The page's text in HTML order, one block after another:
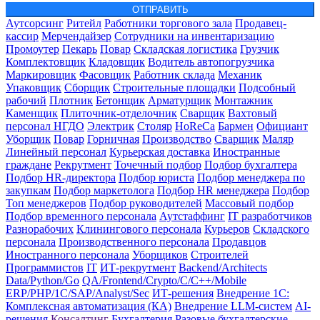
ОТПРАВИТЬ
Аутсорсинг Ритейл Работники торгового зала Продавец-
кассир Мерчендайзер Сотрудники на инвентаризацию
Промоутер Пекарь Повар Складская логистика Грузчик
Комплектовщик Кладовщик Водитель автопогрузчика
Маркировщик Фасовщик Работник склада Механик
Упаковщик Сборщик Строительные площадки Подсобный
рабочий Плотник Бетонщик Арматурщик Монтажник
Каменщик Плиточник-отделочник Сварщик Вахтовый
персонал НГДО Электрик Столяр HoReCa Бармен Официант
Уборщик Повар Горничная Производство Сварщик Маляр
Линейный персонал Курьерская доставка Иностранные
граждане Рекрутмент Точечный подбор Подбор бухгалтера
Подбор HR-директора Подбор юриста Подбор менеджера по
закупкам Подбор маркетолога Подбор HR менеджера Подбор
Топ менеджеров Подбор руководителей Массовый подбор
Подбор временного персонала Аутстаффинг IT разработчиков
Разнорабочих Клинингового персонала Курьеров Складского
персонала Производственного персонала Продавцов
Иностранного персонала Уборщиков Строителей
Программистов IT ИТ-рекрутмент Backend/Architects
Data/Python/Go QA/Frontend/Crypto/C/C++/Mobile
ERP/PHP/1C/SAP/Analyst/Sec ИТ-решения Внедрение 1С:
Комплексная автоматизация (КА) Внедрение LLM-систем AI-